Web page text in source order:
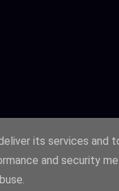
its services and
and security